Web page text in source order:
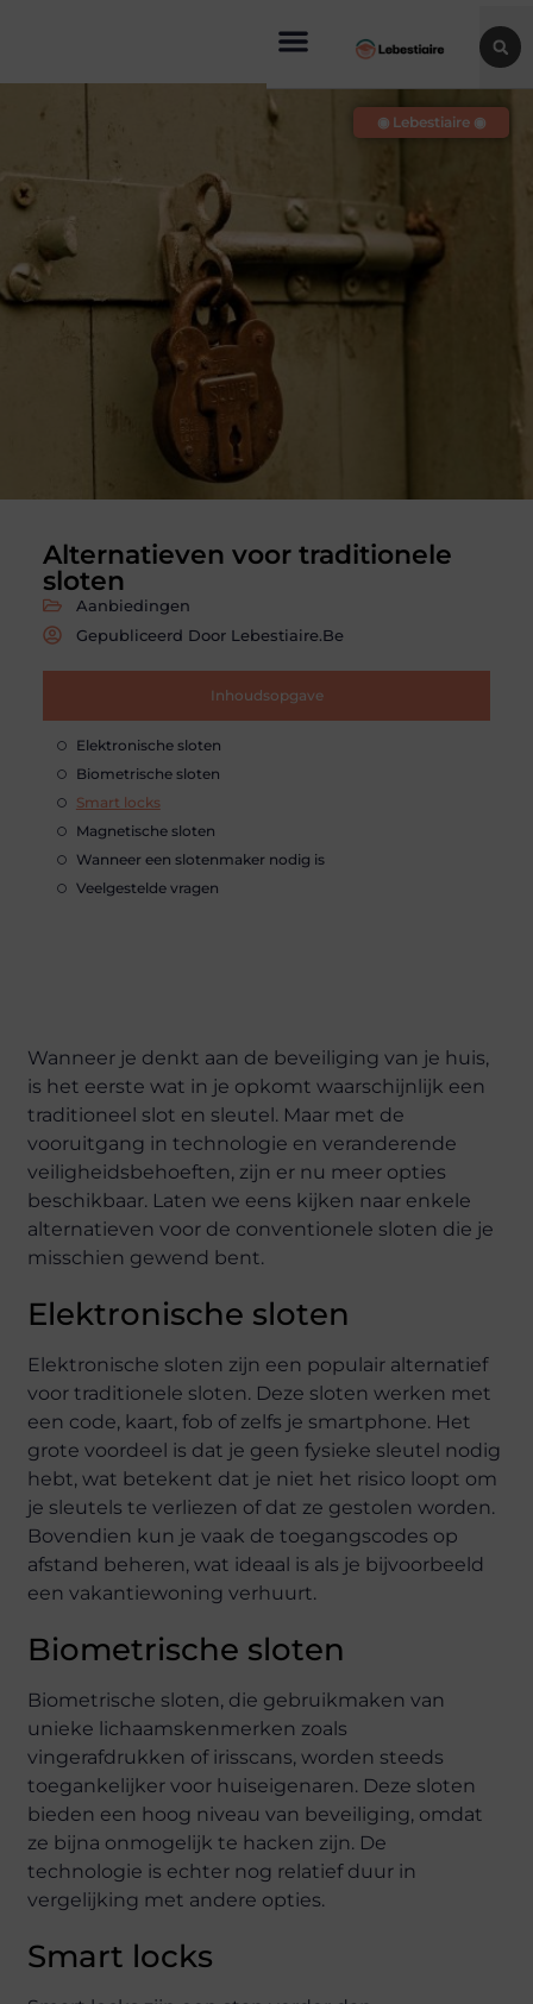
Alternatieven voor traditionele
sloten
Aanbiedingen
Gepubliceerd Door Lebestiaire.be
Inhoudsopgave
Elektronische sloten
Biometrische sloten
Smart locks
Magnetische sloten
Wanneer een slotenmaker nodig is
Veelgestelde vragen
◉ Lebestiaire ◉
Wanneer je denkt aan de beveiliging van je huis,
is het eerste wat in je opkomt waarschijnlijk een
traditioneel slot en sleutel. Maar met de
vooruitgang in technologie en veranderende
veiligheidsbehoeften, zijn er nu meer opties
beschikbaar. Laten we eens kijken naar enkele
alternatieven voor de conventionele sloten die je
misschien gewend bent.
Elektronische sloten
Elektronische sloten zijn een populair alternatief
voor traditionele sloten. Deze sloten werken met
een code, kaart, fob of zelfs je smartphone. Het
grote voordeel is dat je geen fysieke sleutel nodig
hebt, wat betekent dat je niet het risico loopt om
je sleutels te verliezen of dat ze gestolen worden.
Bovendien kun je vaak de toegangscodes op
afstand beheren, wat ideaal is als je bijvoorbeeld
een vakantiewoning verhuurt.
Biometrische sloten
Biometrische sloten, die gebruikmaken van
unieke lichaamskenmerken zoals
vingerafdrukken of irisscans, worden steeds
toegankelijker voor huiseigenaren. Deze sloten
bieden een hoog niveau van beveiliging, omdat
ze bijna onmogelijk te hacken zijn. De
technologie is echter nog relatief duur in
vergelijking met andere opties.
Smart locks